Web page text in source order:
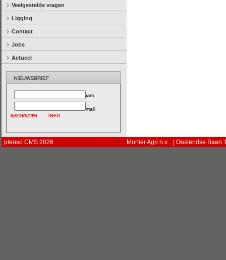
Veelgestelde vragen
Ligging
Contact
Jobs
Actueel
INFO
plenso CMS 2026 Mortier Agri n.v. | Oostendse